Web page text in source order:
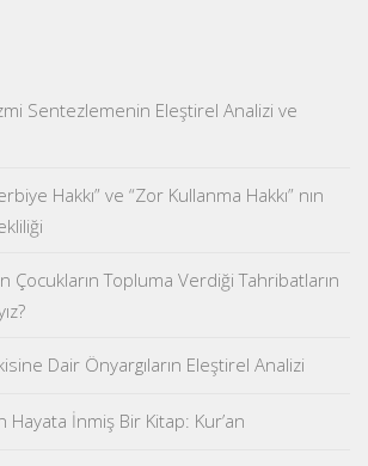
Sentezlemenin Eleştirel Analizi ve
Hakkı” ve “Zor Kullanma Hakkı” nın
Çocukların Topluma Verdiği Tahribatların
Dair Önyargıların Eleştirel Analizi
Hayata İnmiş Bir Kitap: Kur’an